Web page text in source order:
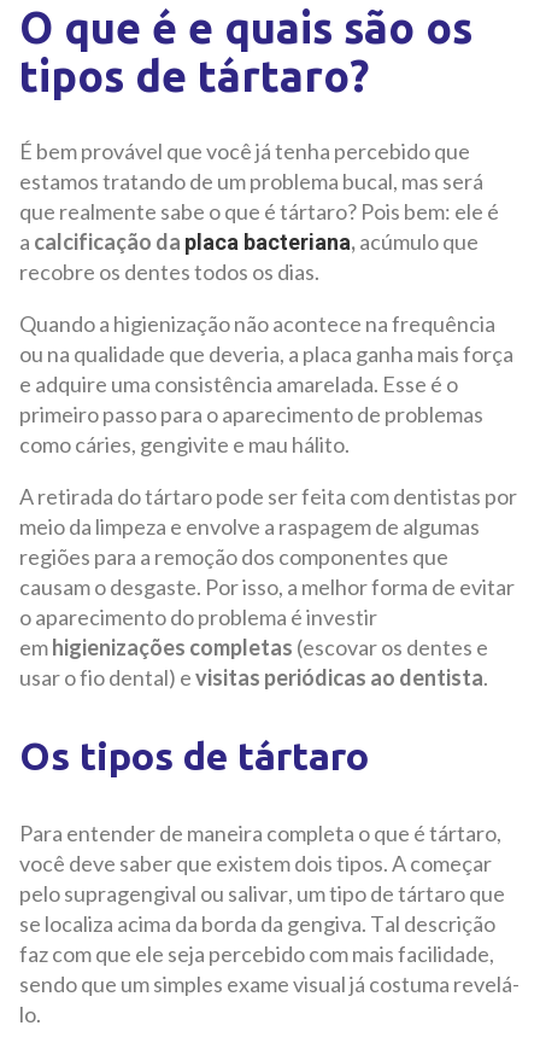
O que é e quais são os
tipos de tártaro?
É bem provável que você já tenha percebido que
estamos tratando de um problema bucal, mas será
que realmente sabe o que é tártaro? Pois bem: ele é
a calcificação da placa bacteriana,acúmulo que
recobre os dentes todos os dias.
Quando a higienização não acontece na frequência
ou na qualidade que deveria, a placa ganha mais força
e adquire uma consistência amarelada. Esse é o
primeiro passo para o aparecimento de problemas
como cáries, gengivite e mau hálito.
A retirada do tártaro pode ser feita com dentistas por
meio da limpeza e envolve a raspagem de algumas
regiões para a remoção dos componentes que
causam o desgaste. Por isso, a melhor forma de evitar
o aparecimento do problema é investir
emhigienizações completas (escovar os dentes e
usar o fio dental) evisitas periódicas ao dentista.
Os tipos de tártaro
Para entender de maneira completa o que é tártaro,
você deve saber que existem dois tipos. A começar
pelo supragengival ou salivar, um tipo de tártaro que
se localiza acima da borda da gengiva. Tal descrição
faz com que ele seja percebido com mais facilidade,
sendo que um simples exame visual já costuma revelá-
lo.